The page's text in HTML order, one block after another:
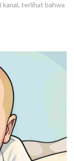
kanal, terlihat bahwa